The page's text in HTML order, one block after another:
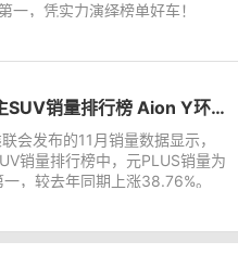
一，凭实力演绎榜单好车！
2023年11月自主SUV销量排行榜 Aion Y环比下降17%
会发布的11月销量数据显示，
销量排行榜中，元PLUS销量为
，较去年同期上涨38.76%。
辆的销量位居第二，较去年同